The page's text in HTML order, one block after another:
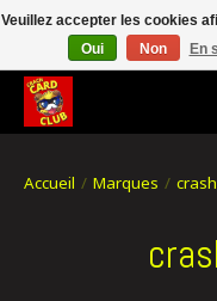
CRACH CARD CLUB , The
Accueil / Marques /
Veuillez accepter les cookies
Oui
Non En